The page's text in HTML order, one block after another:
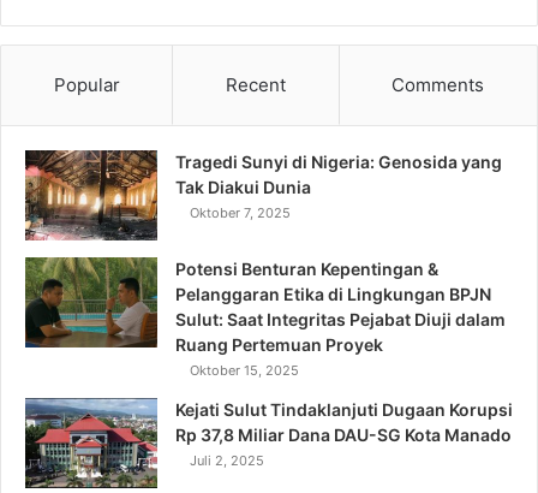
Popular Recent Comments
Tragedi Sunyi di Nigeria: Genosida yang
Tak Diakui Dunia
Oktober 7, 2025
Potensi Benturan Kepentingan &
Pelanggaran Etika di Lingkungan BPJN
Sulut: Saat Integritas Pejabat Diuji dalam
Ruang Pertemuan Proyek
Oktober 15, 2025
Kejati Sulut Tindaklanjuti Dugaan Korupsi
Rp 37,8 Miliar Dana DAU-SG Kota Manado
Juli 2, 2025